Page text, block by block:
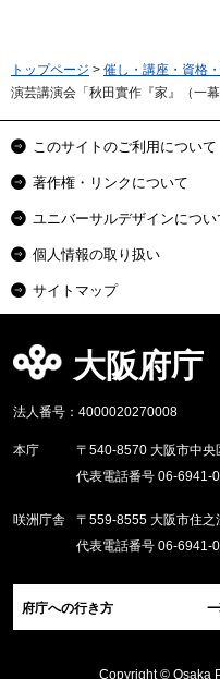
トップページ > 催し・講座・資格
演芸講演会「秋田實作『家』（一
このサイトのご利用について
著作権・リンクについて
ユニバーサルデザインについ
個人情報の取り扱い
サイトマップ
大阪府庁
法人番号：4000020270008
本庁
〒540-8570 大阪市中央
代表電話番号 06-6941-
咲洲庁舎
〒559-8555 大阪市住之
代表電話番号 06-6941-
府庁への行き方
Copyright © Osaka